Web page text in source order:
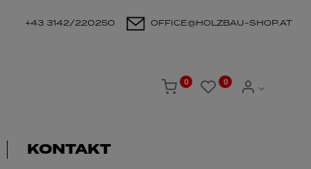
+43 3142/220250 OFFICE@HOLZBAU-SHOP.AT
0 0
KONTAKT